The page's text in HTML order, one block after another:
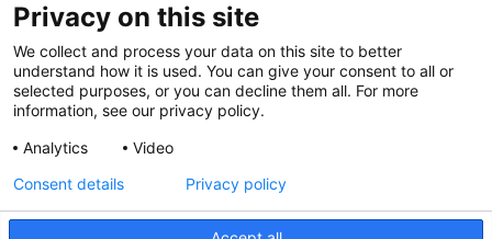
Links naar
Cybersecurity Community
Platform Integrale veiligheid
Privacy Expertise Centrum
SURF Vendor Compliance
Privacy on this site
We collect and process your data on this site to better
understand how it is used. You can give your consent to all or
selected purposes, or you can decline them all. For more
information, see our privacy policy.
Analytics
Video
Consent details Privacy policy